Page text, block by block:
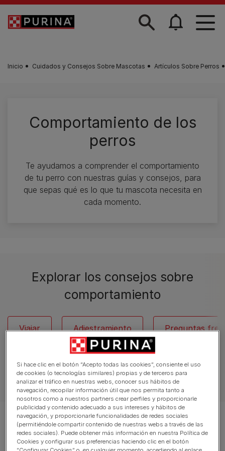
Skip to main content
Inicio Cuidados y Consejos Sobre Mascotas Artículos Sobre Perros
Comportamiento de los
perros
Te ayudamos a comprender el comportamiento
de tu perro con nuestras guías y consejos, para
que sepas qué es lo que tu mascota necesita en
cada momento.
Explorar los consejos sobre
comportamiento
Viajar Adiestramiento Preguntas
Artículos sobre perros
Mostrando 12 de 70 artículos
Si hace clic en el botón “Acepto todas las cookies”, consiente el uso
de cookies (o tecnologías similares) propias y de terceros para
analizar el tráfico en nuestras webs, conocer sus hábitos de
navegación, recopilar información útil que nos permita tanto a
nosotros como a nuestros partners crear perfiles y proporcionarle
publicidad y contenido adecuado a sus intereses y hábitos de
navegación, y proporcionarle funcionalidades de redes sociales
(permitiéndole compartir contenido de nuestras webs a través de las
redes sociales). Puede obtener más información en nuestra Política de
Cookies y configurar sus preferencias haciendo clic en el botón